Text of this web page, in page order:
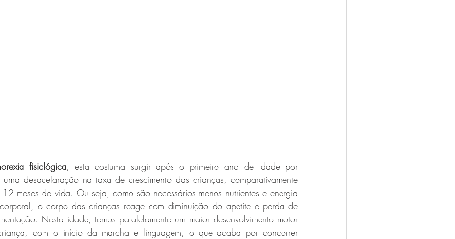
fisiológica, esta costuma surgir após o primeiro ano de idade por
uma desacelaração na taxa de crescimento das crianças, comparativamente
meses de vida. Ou seja, como são necessários menos nutrientes e energia
o corpo das crianças reage com diminuição do apetite e perda de
Nesta idade, temos paralelamente um maior desenvolvimento motor
com o início da marcha e linguagem, o que acaba por concorrer